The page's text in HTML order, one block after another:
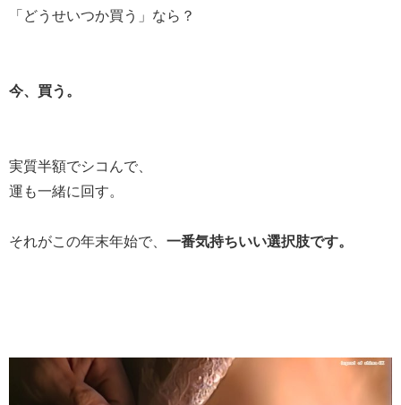
「どうせいつか買う」なら？
今、買う。
実質半額でシコんで、
運も一緒に回す。
それがこの年末年始で、 一番気持ちいい選択肢です。